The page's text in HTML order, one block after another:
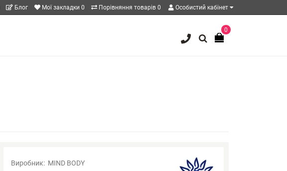
Блог Мої закладки 0 Порівняння товарів 0 Особистий кабінет
0
Виробник: MIND BODY